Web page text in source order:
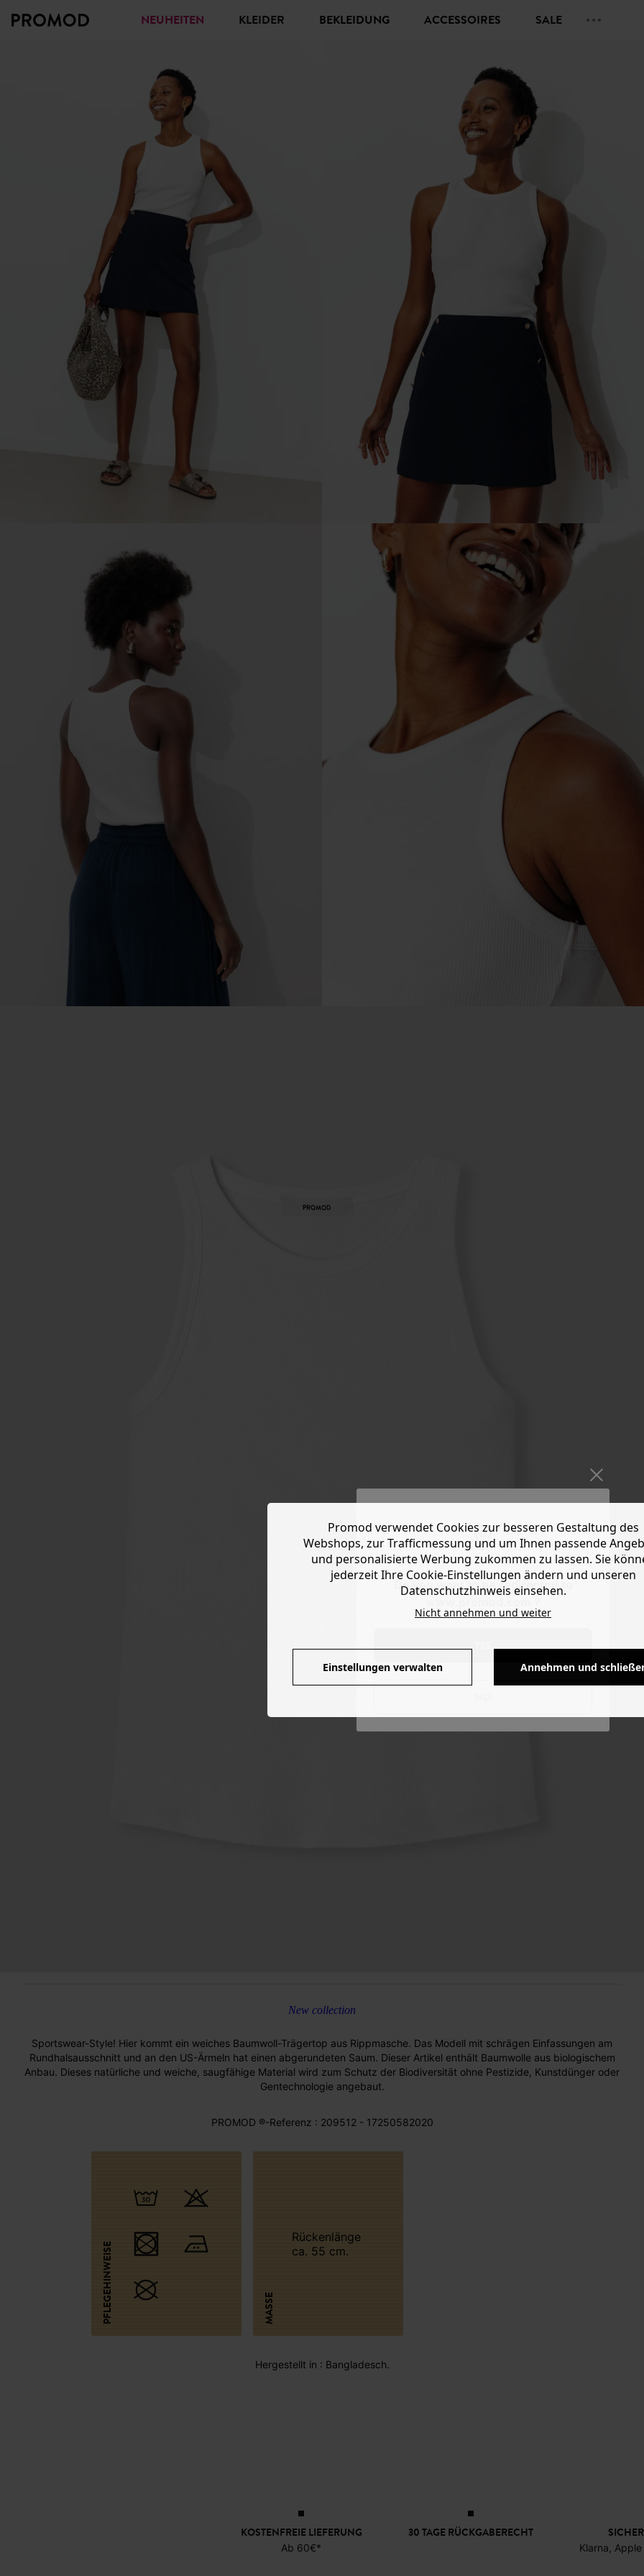
Do you want to be redirected to
NEUHEITEN KLEIDER BEKLEIDUNG ACCESSOIRES SALE
New collection
Sportswear-Style! Hier kommt ein weiches Baumwoll-Trägertop aus Rippmasche. Das Modell mit schrägen Einfassungen am
Rundhalsausschnitt und an den US-Ärmeln hat einen abgerundeten Saum. Dieser Artikel enthält Baumwolle aus biologischem
Anbau. Dieses natürliche und weiche, saugfähige Material wird zum Schutz der Biodiversität ohne Pestizide, Kunstdünger oder
Gentechnologie angebaut.
PROMOD ®-Referenz : 209512 - 17250582020
PFLEGEHINWEISE MASSE
Rückenlänge
ca. 55 cm.
Hergestellt in : Bangladesch.
KOSTENFREIE LIEFERUNG
Ab 60€*
30 TAGE RÜCKGABERECHT
Klarna,
Promod verwendet Cookies zur besseren Gestaltung des
Webshops, zur Trafficmessung und um Ihnen passende
und personalisierte Werbung zukommen zu lassen. Sie
jederzeit Ihre Cookie-Einstellungen ändern und unseren
Datenschutzhinweis einsehen.
Nicht annehmen und weiter
Einstellungen verwalten Annehmen und